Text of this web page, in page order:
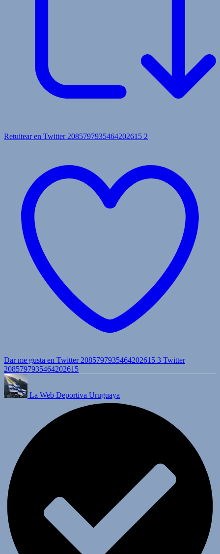
Retuitear en Twitter 2085797935464202615 2
Dar me gusta en Twitter 2085797935464202615 3 Twitter
2085797935464202615
La Web Deportiva Uruguaya